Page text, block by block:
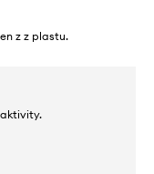
z z plastu.